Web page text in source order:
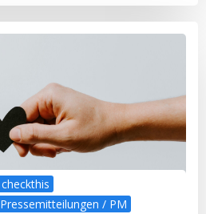
checkthis
Pressemitteilungen / PM